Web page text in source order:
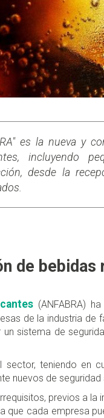
es la nueva y
incluyendo
desde la
de
(ANFABRA)
de la industria de
sistema de
teniendo en
nuevos de
previos a
que cada empresa